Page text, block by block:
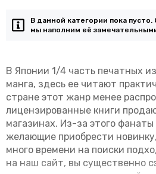
В данной категории пока пусто.
мы наполним её
В Японии 1/4 часть печатных
манга, здесь ее читают
стране этот жанр менее
лицензированные книги
магазинах. Из-за этого фанаты
желающие приобрести
много времени на поиски
на наш сайт, вы существенно